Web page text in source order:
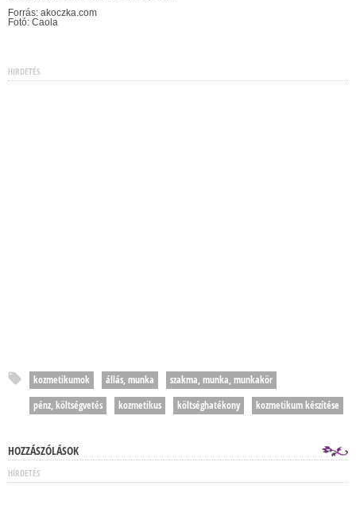
Forrás: akoczka.com
Fotó: Caola
HIRDETÉS
kozmetikumok állás, munka
szakma, munka, munkakör
pénz, költségvetés
kozmetikus költséghatékony kozmetikum készítése
HOZZÁSZÓLÁSOK
HÍRDETÉS